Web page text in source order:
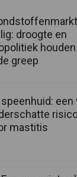
droogte en
houden
greep
speenhuid: een
mastitis